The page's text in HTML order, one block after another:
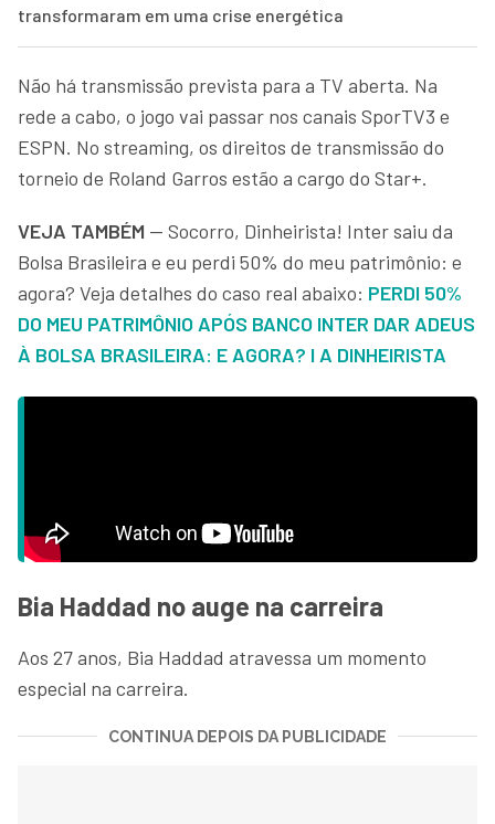
transformaram em uma crise energética
Não há transmissão prevista para a TV aberta. Na
rede a cabo, o jogo vai passar nos canais SporTV3 e
ESPN. No streaming, os direitos de transmissão do
torneio de Roland Garros estão a cargo do Star+.
VEJA TAMBÉM — Socorro, Dinheirista! Inter saiu da
Bolsa Brasileira e eu perdi 50% do meu patrimônio: e
agora? Veja detalhes do caso real abaixo: PERDI 50%
DO MEU PATRIMÔNIO APÓS BANCO INTER DAR ADEUS
À BOLSA BRASILEIRA: E AGORA? I A DINHEIRISTA
Bia Haddad no auge na carreira
Aos 27 anos, Bia Haddad atravessa um momento
especial na carreira.
CONTINUA DEPOIS DA PUBLICIDADE